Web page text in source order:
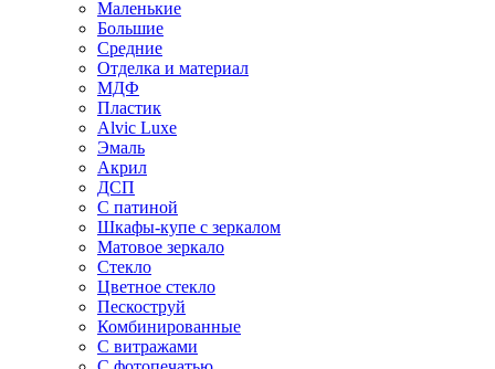
Маленькие
Большие
Средние
Отделка и материал
МДФ
Пластик
Alvic Luxe
Эмаль
Акрил
ДСП
С патиной
Шкафы-купе с зеркалом
Матовое зеркало
Стекло
Цветное стекло
Пескоструй
Комбинированные
С витражами